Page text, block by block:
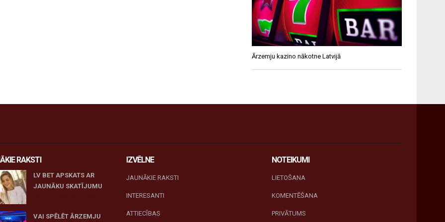
Ārzemju kazino nākotne Latvijā
RAKSTI
LV BET APSKATS AR
JAUNĀKU SKATĪJUMU
VAI SPĒLĒT ĀRZEMJU
IZVĒLNE
JAUNĀKIE RAKSTI
INTERESANTI
ATTIECĪBAS
NOTEIKUMI
LIETOŠANA
KOMENTĒŠANA
PRIVĀTUMS